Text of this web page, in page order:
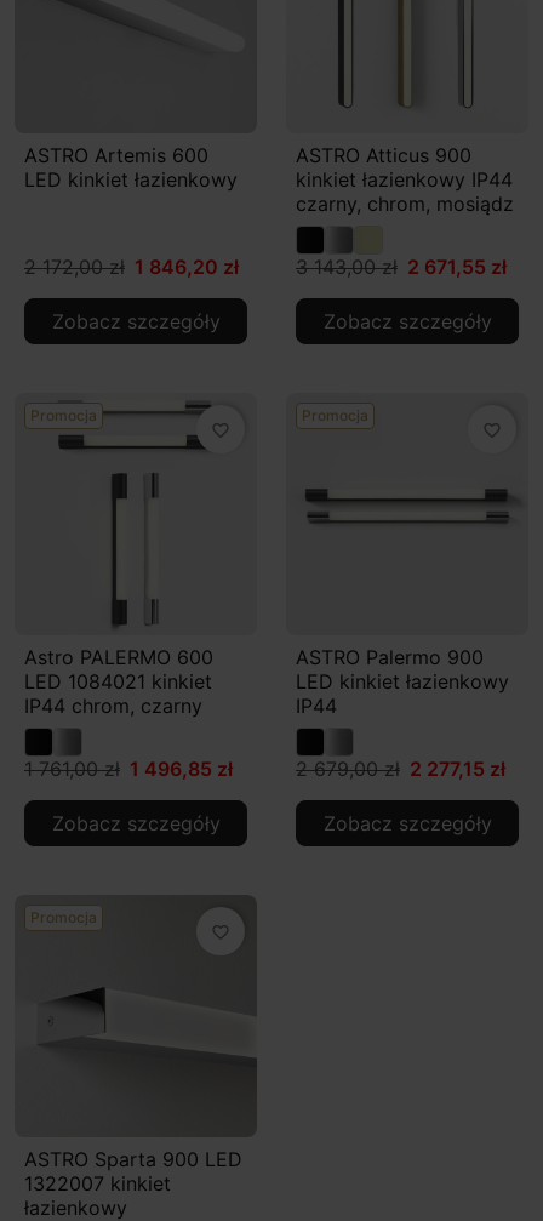
ASTRO Artemis 600
LED kinkiet łazienkowy
2 172,00 zł 1 846,20 zł
Zobacz szczegóły
ASTRO Atticus 900
kinkiet łazienkowy IP44
czarny, chrom, mosiądz
3 143,00 zł 2 671,55 zł
Zobacz szczegóły
Promocja
favorite_border
Astro PALERMO 600
LED 1084021 kinkiet
IP44 chrom, czarny
1 761,00 zł 1 496,85 zł
Zobacz szczegóły
Promocja
favorite_border
ASTRO Palermo 900
LED kinkiet łazienkowy
IP44
2 679,00 zł 2 277,15 zł
Zobacz szczegóły
Promocja
favorite_border
ASTRO Sparta 900 LED
1322007 kinkiet
łazienkowy